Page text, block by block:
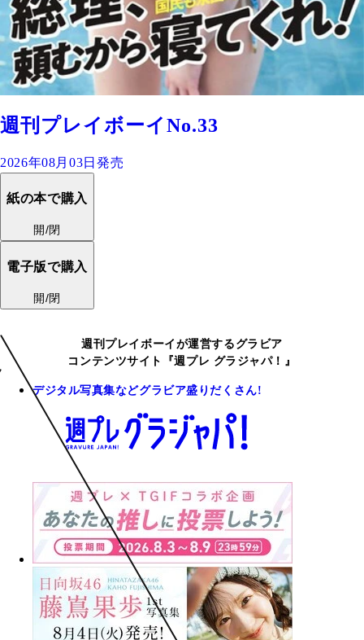
週刊プレイボーイNo.33
2026年08月03日発売
紙の本で購入
開/閉
電子版で購入
開/閉
週刊プレイボーイが運営するグラビア
コンテンツサイト『週プレ グラジャパ！』
デジタル写真集などグラビア盛りだくさん!